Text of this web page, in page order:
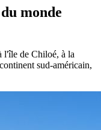
monde
l'île de Chiloé, à la
sud-américain,